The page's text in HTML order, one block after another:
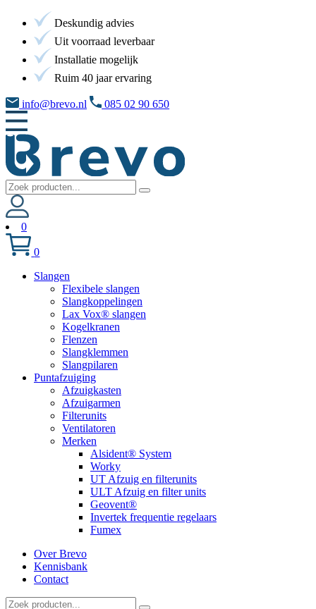
Deskundig advies
Uit voorraad leverbaar
Installatie mogelijk
Ruim 40 jaar ervaring
info@brevo.nl 085 02 90 650
0
0
Slangen
Flexibele slangen
Slangkoppelingen
Lax Vox® slangen
Kogelkranen
Flenzen
Slangklemmen
Slangpilaren
Puntafzuiging
Afzuigkasten
Afzuigarmen
Filterunits
Ventilatoren
Merken
Alsident® System
Worky
UT Afzuig en filterunits
ULT Afzuig en filter units
Geovent®
Invertek frequentie regelaars
Fumex
Over Brevo
Kennisbank
Contact